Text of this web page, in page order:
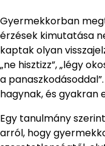
Gyermekkorban
érzések kimutatása
kaptak olyan
„ne hisztizz”, „légy
a
hagynak, és gyakran
Egy tanulmány
arról, hogy